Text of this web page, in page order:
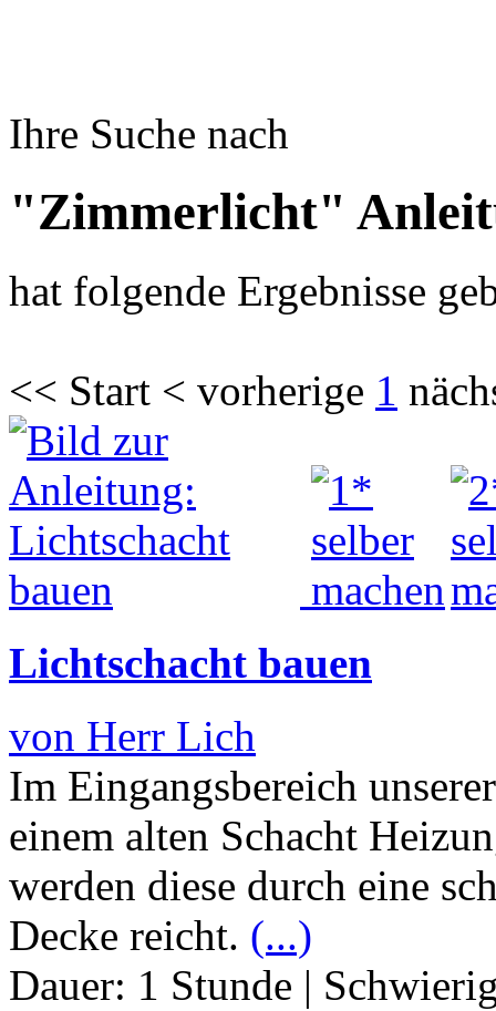
Ihre Suche nach
"Zimmerlicht"
hat folgende Ergebnisse
<< Start < vorherige 1
Lichtschacht bauen
von Herr Lich
Im Eingangsbereich
einem alten Schacht
werden diese durch eine
Decke reicht. (...)
Dauer: 1 Stunde |